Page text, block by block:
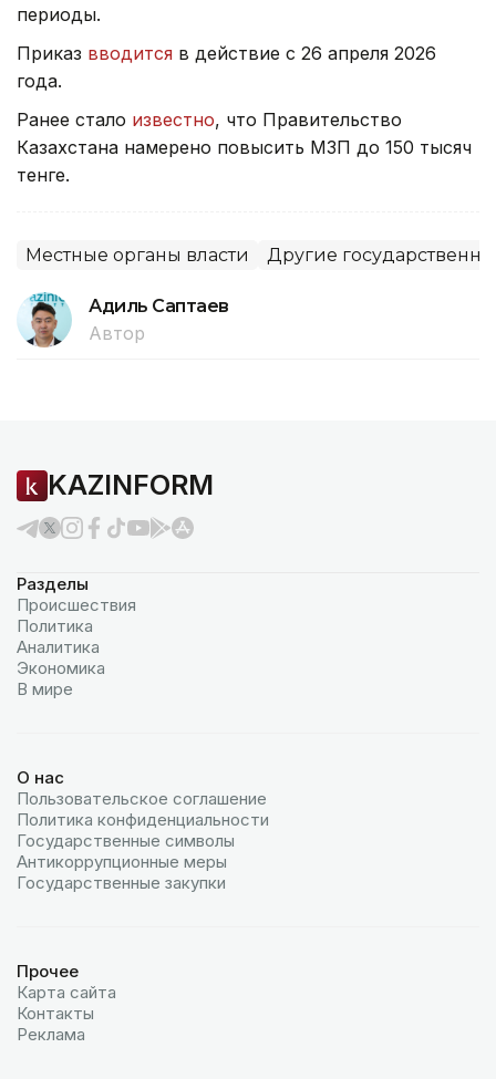
периоды.
Приказ вводится в действие с 26 апреля 2026
года.
Ранее стало известно, что Правительство
Казахстана намерено повысить МЗП до 150 тысяч
тенге.
Местные органы власти Другие
Адиль Саптаев
Автор
KAZINFORM
Разделы
Происшествия
Политика
Аналитика
Экономика
В мире
О нас
Пользовательское соглашение
Политика конфиденциальности
Государственные символы
Антикоррупционные меры
Государственные закупки
Прочее
Карта сайта
Контакты
Реклама